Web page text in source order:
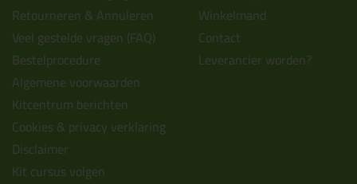
Retourneren & Annuleren
Veel gestelde vragen (FAQ)
Bestelprocedure
Algemene voorwaarden
Kitcentrum berichten
Cookies & privacy verklaring
Disclaimer
Kit cursus volgen
Winkelmand
Contact
Leverancier worden?